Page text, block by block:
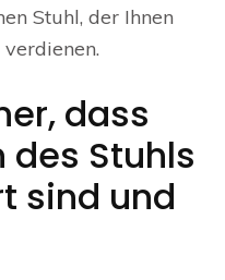
Stuhl, der Ihnen
dass
Stuhls
sind und